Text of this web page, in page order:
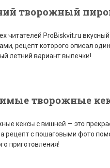
творожный
читателей ProBiskvit.ru
рецепт которого описал
летний вариант выпечки!
творожные
кексы с вишней — это
рецепт с пошаговыми фото
приготовления!